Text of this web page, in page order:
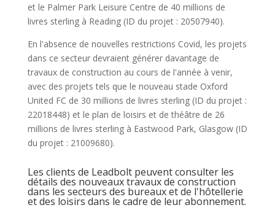
et le Palmer Park Leisure Centre de 40 millions de
livres sterling à Reading (ID du projet : 20507940).
En l'absence de nouvelles restrictions Covid, les projets
dans ce secteur devraient générer davantage de
travaux de construction au cours de l'année à venir,
avec des projets tels que le nouveau stade Oxford
United FC de 30 millions de livres sterling (ID du projet :
22018448) et le plan de loisirs et de théâtre de 26
millions de livres sterling à Eastwood Park, Glasgow (ID
du projet : 21009680).
Les clients de Leadbolt peuvent consulter les
détails des nouveaux travaux de construction
dans les secteurs des bureaux et de l'hôtellerie
et des loisirs dans le cadre de leur abonnement.